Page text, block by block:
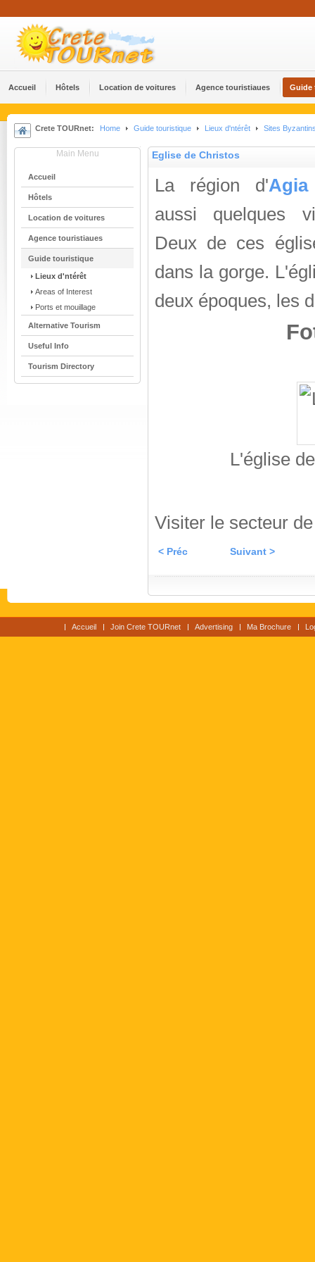
Accueil Hôtels Location de voitures Agence touristiaues Guide
Crete TOURnet: Home Guide touristique Lieux d'ntérêt Sites
Main Menu
Accueil
Hôtels
Location de voitures
Agence touristiaues
Guide touristique
Lieux d'ntérêt
Areas of Interest
Ports et mouillage
Alternative Tourism
Useful Info
Tourism Directory
Eglise de Christos
La région d'
aussi quelques
Deux de ces
dans la gorge.
deux époques, les
L'église
Visiter le secteur
< Préc Suivant >
Accueil Join Crete TOURnet Advertising Ma Brochure